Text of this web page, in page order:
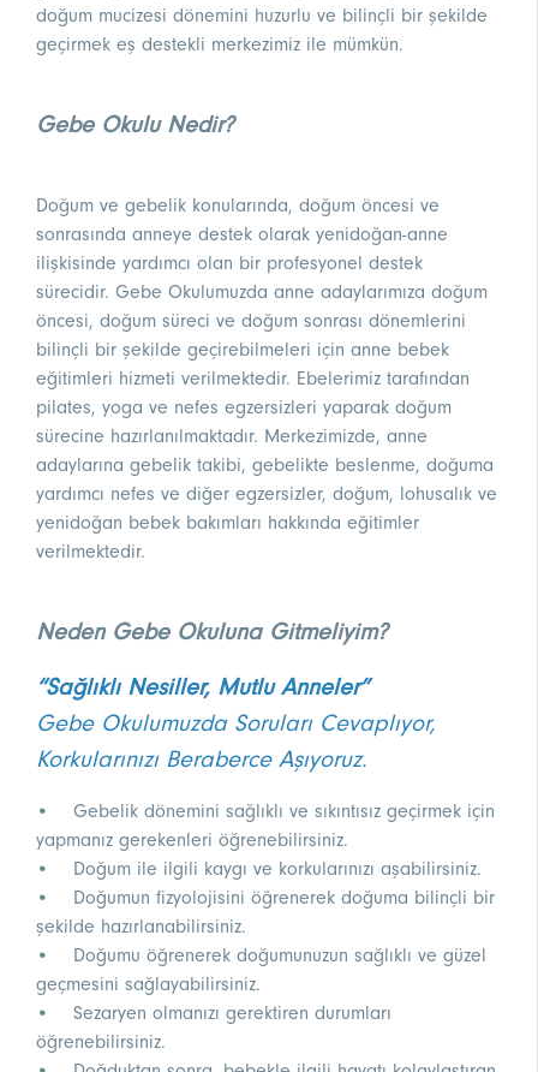
doğum mucizesi dönemini huzurlu ve bilinçli bir şekilde
geçirmek eş destekli merkezimiz ile mümkün.
Gebe Okulu Nedir?
Doğum ve gebelik konularında, doğum öncesi ve
sonrasında anneye destek olarak yenidoğan-anne
ilişkisinde yardımcı olan bir profesyonel destek
sürecidir. Gebe Okulumuzda anne adaylarımıza doğum
öncesi, doğum süreci ve doğum sonrası dönemlerini
bilinçli bir şekilde geçirebilmeleri için anne bebek
eğitimleri hizmeti verilmektedir. Ebelerimiz tarafından
pilates, yoga ve nefes egzersizleri yaparak doğum
sürecine hazırlanılmaktadır. Merkezimizde, anne
adaylarına gebelik takibi, gebelikte beslenme, doğuma
yardımcı nefes ve diğer egzersizler, doğum, lohusalık ve
yenidoğan bebek bakımları hakkında eğitimler
verilmektedir.
Neden Gebe Okuluna Gitmeliyim?
“Sağlıklı Nesiller, Mutlu Anneler”
Gebe Okulumuzda Soruları Cevaplıyor,
Korkularınızı Beraberce Aşıyoruz.
• Gebelik dönemini sağlıklı ve sıkıntısız geçirmek için
yapmanız gerekenleri öğrenebilirsiniz.
• Doğum ile ilgili kaygı ve korkularınızı aşabilirsiniz.
• Doğumun fizyolojisini öğrenerek doğuma bilinçli bir
şekilde hazırlanabilirsiniz.
• Doğumu öğrenerek doğumunuzun sağlıklı ve güzel
geçmesini sağlayabilirsiniz.
• Sezaryen olmanızı gerektiren durumları
öğrenebilirsiniz.